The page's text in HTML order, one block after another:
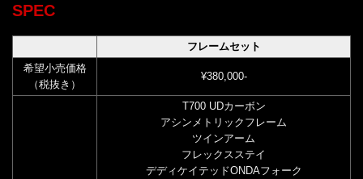
SPEC
フレームセット
希望小売価格
（税抜き）
¥380,000-
T700 UDカーボン
アシンメトリックフレーム
ツインアーム
フレックスステイ
デディケイテッドONDAフォーク